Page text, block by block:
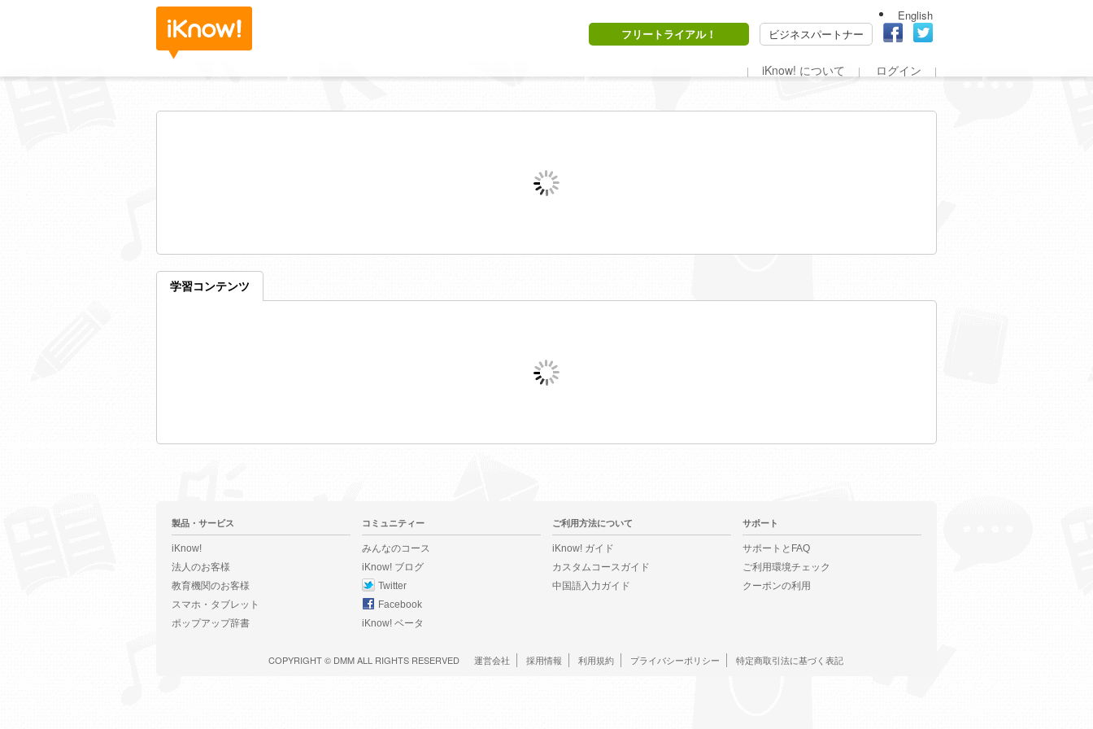
English
フリートライアル！
ビジネスパートナー
iKnow! について ログイン
学習コンテンツ
製品・サービス
iKnow!
法人のお客様
教育機関のお客様
スマホ・タブレット
ポップアップ辞書
コミュニティー
みんなのコース
iKnow! ブログ
Twitter
Facebook
iKnow! ベータ
ご利用方法について
iKnow! ガイド
カスタムコースガイド
中国語入力ガイド
サポート
サポートとFAQ
ご利用環境チェック
クーポンの利用
COPYRIGHT © DMMALL RIGHTS RESERVED 運営会社 採用情報 利用規約 プライバシーポリシー 特定商取引法に基づく表記